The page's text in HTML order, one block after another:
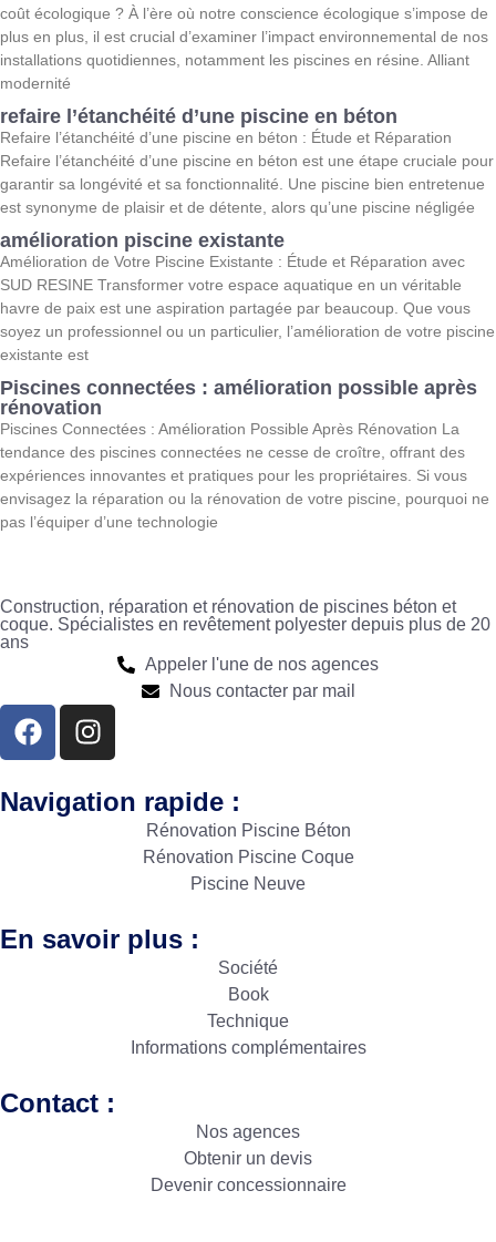
coût écologique ? À l’ère où notre conscience écologique s’impose de
plus en plus, il est crucial d’examiner l’impact environnemental de nos
installations quotidiennes, notamment les piscines en résine. Alliant
modernité
refaire l’étanchéité d’une piscine en béton
Refaire l’étanchéité d’une piscine en béton : Étude et Réparation
Refaire l’étanchéité d’une piscine en béton est une étape cruciale pour
garantir sa longévité et sa fonctionnalité. Une piscine bien entretenue
est synonyme de plaisir et de détente, alors qu’une piscine négligée
amélioration piscine existante
Amélioration de Votre Piscine Existante : Étude et Réparation avec
SUD RESINE Transformer votre espace aquatique en un véritable
havre de paix est une aspiration partagée par beaucoup. Que vous
soyez un professionnel ou un particulier, l’amélioration de votre piscine
existante est
Piscines connectées : amélioration possible après
rénovation
Piscines Connectées : Amélioration Possible Après Rénovation La
tendance des piscines connectées ne cesse de croître, offrant des
expériences innovantes et pratiques pour les propriétaires. Si vous
envisagez la réparation ou la rénovation de votre piscine, pourquoi ne
pas l’équiper d’une technologie
Construction, réparation et rénovation de piscines béton et
coque. Spécialistes en revêtement polyester depuis plus de 20
ans
Appeler l'une de nos agences
Nous contacter par mail
Navigation rapide :
Rénovation Piscine Béton
Rénovation Piscine Coque
Piscine Neuve
En savoir plus :
Société
Book
Technique
Informations complémentaires
Contact :
Nos agences
Obtenir un devis
Devenir concessionnaire